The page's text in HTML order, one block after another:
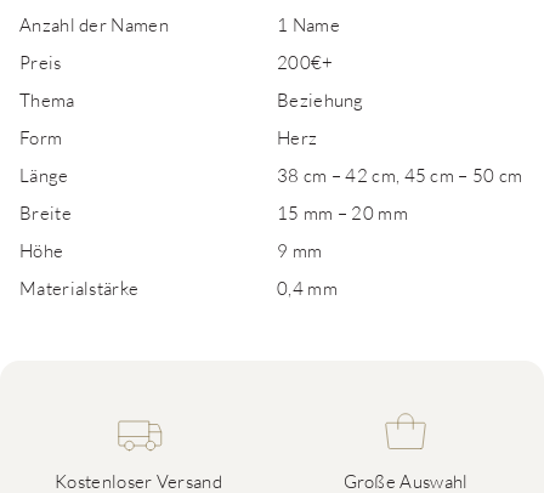
Anzahl der Namen
1 Name
Preis
200€+
Thema
Beziehung
Form
Herz
Länge
38 cm – 42 cm, 45 cm – 50 cm
Breite
15 mm – 20 mm
Höhe
9 mm
Materialstärke
0,4 mm
Kostenloser Versand Große Auswahl